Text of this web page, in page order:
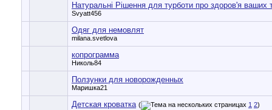
Натуральні Рішення для турботи про здоров'я ваших
Svyatt456
Одяг для немовлят
milana.svetlova
копрограмма
Николь84
Ползунки для новорожденных
Маришка21
Детская кроватка ( 1 2)